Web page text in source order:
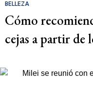
BELLEZA
Cómo
cejas a partir de